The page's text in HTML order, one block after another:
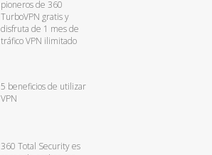
pioneros de 360
TurboVPN gratis y
disfruta de 1 mes de
tráfico VPN ilimitado
5 beneficios de utilizar
VPN
360 Total Security es